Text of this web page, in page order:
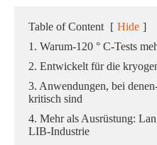
Table of Content [ Hide ]
1. Warum-120 ° C-Tests
2. Entwickelt für die
3. Anwendungen, bei
kritisch sind
4. Mehr als Ausrüstung:
LIB-Industrie